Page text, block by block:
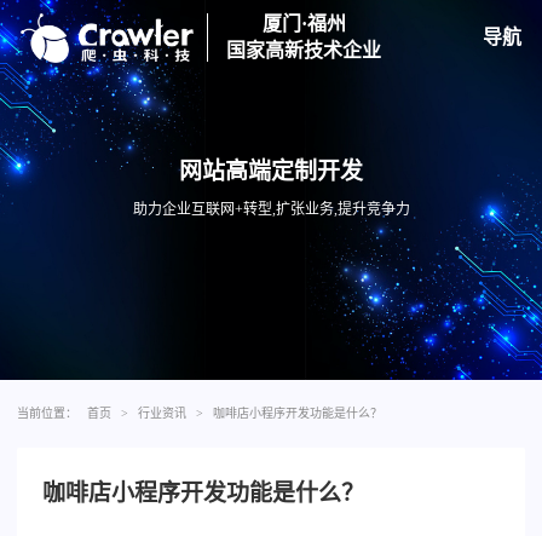
厦门·福州
国家高新技术企业
导航
网站高端定制开发
助力企业互联网+转型,扩张业务,提升竞争力
当前位置： 首页 > 行业资讯 > 咖啡店小程序开发功能是什么？
咖啡店小程序开发功能是什么？